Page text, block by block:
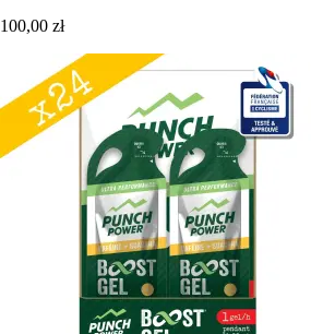
100,00 zł